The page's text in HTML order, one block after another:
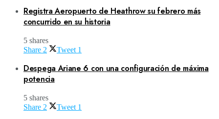
Registra Aeropuerto de Heathrow su febrero más
concurrido en su historia
5 shares
Share 2 Tweet 1
Despega Ariane 6 con una configuración de máxima
potencia
5 shares
Share 2 Tweet 1